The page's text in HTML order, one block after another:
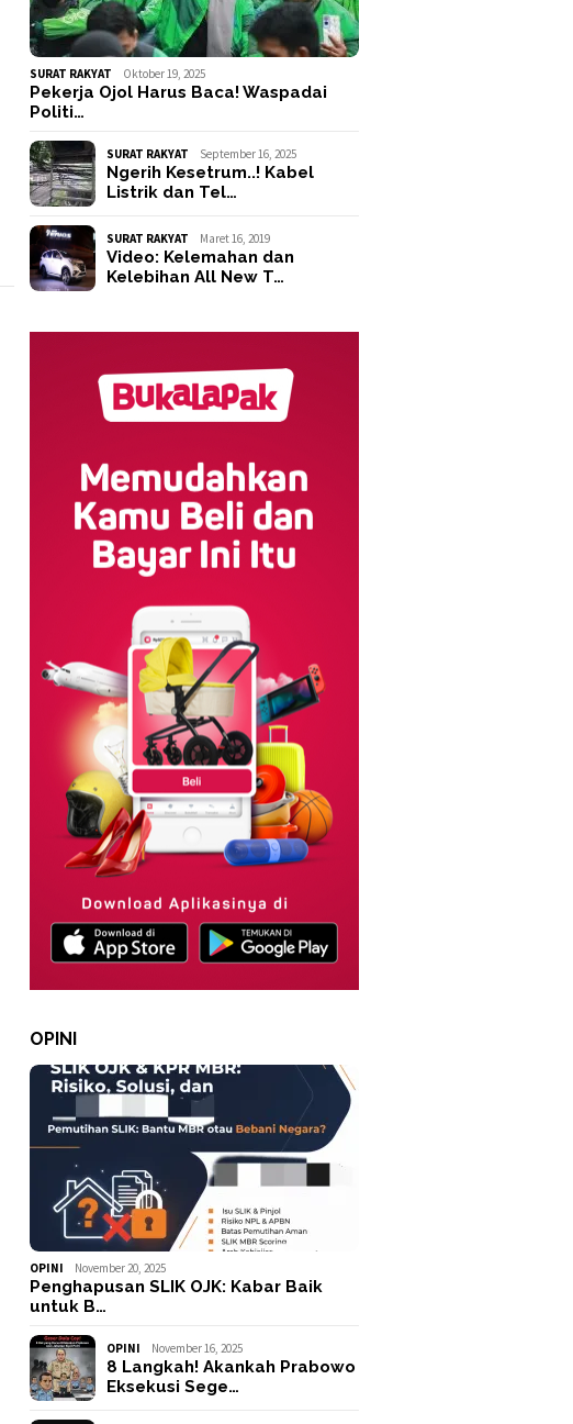
SURAT RAKYAT Oktober 19, 2025
Pekerja Ojol Harus Baca! Waspadai
Politi…
SURAT RAKYAT September 16, 2025
Ngerih Kesetrum..! Kabel
Listrik dan Tel…
SURAT RAKYAT Maret 16, 2019
Video: Kelemahan dan
Kelebihan All New T…
OPINI
OPINI November 20, 2025
Penghapusan SLIK OJK: Kabar Baik
untuk B…
OPINI November 16, 2025
8 Langkah! Akankah Prabowo
Eksekusi Sege…